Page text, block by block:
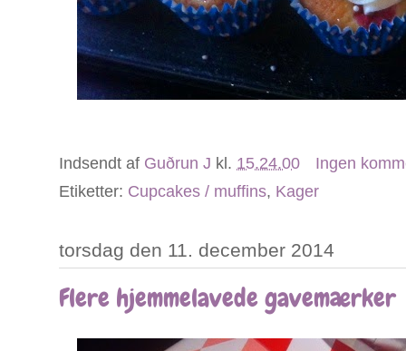
Indsendt af Guðrun J kl. 15.24.00
Ingen
Etiketter: Cupcakes / muffins, Kager
torsdag den 11. december 2014
Flere hjemmelavede gavemærker